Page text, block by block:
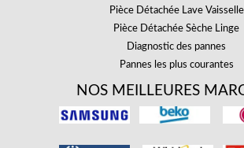
Pièce Détachée Lave Vaisselle
Pièce Détachée Sèche Linge
Diagnostic des pannes
Pannes les plus courantes
NOS MEILLEURES